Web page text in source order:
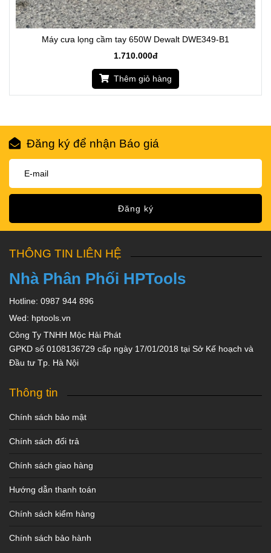
Máy cưa lọng cầm tay 650W Dewalt DWE349-B1
1.710.000đ
Thêm giỏ hàng
Đăng ký để nhận Báo giá
Đăng ký
THÔNG TIN LIÊN HỆ
Nhà Phân Phối HPTools
Hotline: 0987 944 896
Wed: hptools.vn
Công Ty TNHH Mộc Hải Phát
GPKD số 0108136729 cấp ngày 17/01/2018 tại Sở Kế hoạch và
Đầu tư Tp. Hà Nội
Thông tin
Chính sách bảo mật
Chính sách đổi trả
Chính sách giao hàng
Hướng dẫn thanh toán
Chính sách kiểm hàng
Chính sách bảo hành